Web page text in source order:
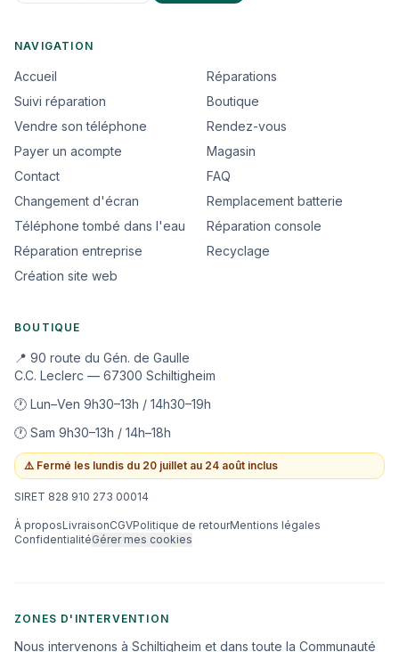
NAVIGATION
Accueil
Réparations
Suivi réparation
Boutique
Vendre son téléphone
Rendez-vous
Payer un acompte
Magasin
Contact
FAQ
Changement d'écran
Remplacement batterie
Téléphone tombé dans l'eau
Réparation console
Réparation entreprise
Recyclage
Création site web
BOUTIQUE
📍 90 route du Gén. de Gaulle
C.C. Leclerc — 67300 Schiltigheim
🕐 Lun–Ven 9h30–13h / 14h30–19h
🕐 Sam 9h30–13h / 14h–18h
⚠️ Fermé les lundis du 20 juillet au 24 août inclus
SIRET 828 910 273 00014
À proposLivraisonCGVPolitique de retourMentions légales
ConfidentialitéGérer mes cookies
ZONES D'INTERVENTION
Nous intervenons à Schiltigheim et dans toute la Communauté